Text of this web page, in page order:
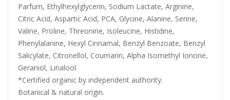
Parfum, Ethylhexylglycerin, Sodium Lactate, Arginine,
Citric Acid, Aspartic Acid, PCA, Glycine, Alanine, Serine,
Valine, Proline, Threonine, Isoleucine, Histidine,
Phenylalanine, Hexyl Cinnamal, Benzyl Benzoate, Benzyl
Salicylate, Citronellol, Coumarin, Alpha Isomethyl Ionone,
Geraniol, Linalool.
*Certified organic by independent authority.
Botanical & natural origin.